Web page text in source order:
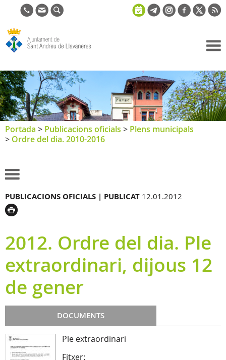
de Sant
Andreu de
Llavaneres
Portada > Publicacions oficials > Plens municipals
> Ordre del dia. 2010-2016
PUBLICACIONS OFICIALS | PUBLICAT 12.01.2012
2012. Ordre del dia. Ple
extraordinari, dijous 12
de gener
DOCUMENTS
Ple extraordinari
Fitxer: